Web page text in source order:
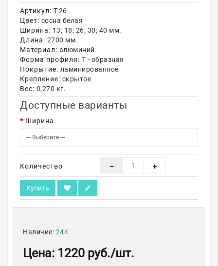
Контакты
Акции
Артикул: Т-26
Цвет: сосна белая
Ширина: 13; 18; 26; 30; 40 мм.
Длина: 2700 мм.
Материал: алюминий
Форма профиля: Т - образная
Покрытие: ламинированное
Крепление: скрытое
Вес: 0,270 кг.
Доступные варианты
Ширина
Количество
Купить
Наличие: 244
Цена: 1220 руб./шт.